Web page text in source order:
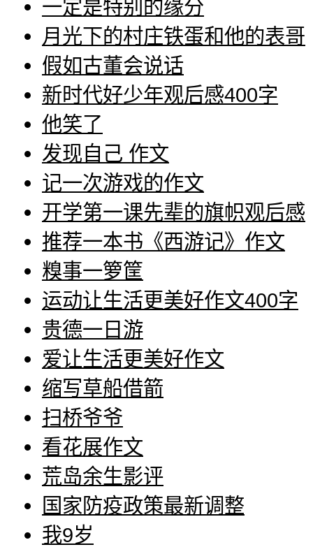
一定是特别的缘分
月光下的村庄铁蛋和他的表哥
假如古董会说话
新时代好少年观后感400字
他笑了
发现自己 作文
记一次游戏的作文
开学第一课先辈的旗帜观后感
推荐一本书《西游记》作文
糗事一箩筐
运动让生活更美好作文400字
贵德一日游
爱让生活更美好作文
缩写草船借箭
扫桥爷爷
看花展作文
荒岛余生影评
国家防疫政策最新调整
我9岁